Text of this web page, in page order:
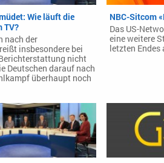
Wie läuft die
TV?
nach der
insbesondere bei
nicht
Deutschen darauf nach
überhaupt noch
NBC-Sitcom
Das US-
eine weitere
letzten